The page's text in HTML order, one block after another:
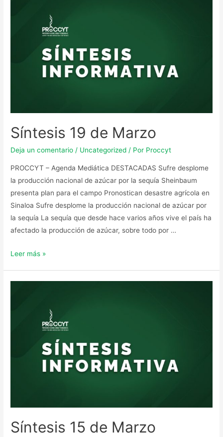
Síntesis 19 de Marzo
Deja un comentario / Uncategorized / Por Proccyt
PROCCYT – Agenda Mediática DESTACADAS Sufre desplome
la producción nacional de azúcar por la sequía Sheinbaum
presenta plan para el campo Pronostican desastre agrícola en
Sinaloa Sufre desplome la producción nacional de azúcar por
la sequía La sequía que desde hace varios años vive el país ha
afectado la producción de azúcar, sobre todo por …
Leer más »
Síntesis 15 de Marzo